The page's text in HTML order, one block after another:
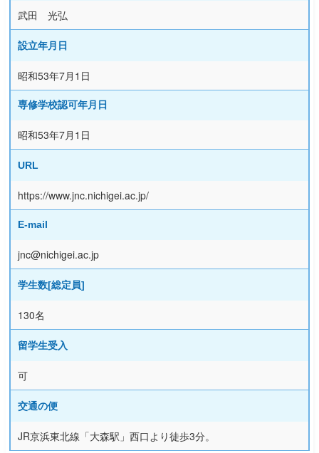
武田 光弘
設立年月日
昭和53年7月1日
専修学校認可年月日
昭和53年7月1日
URL
https://www.jnc.nichigei.ac.jp/
E-mail
jnc@nichigei.ac.jp
学生数[総定員]
130名
留学生受入
可
交通の便
JR京浜東北線「大森駅」西口より徒歩3分。